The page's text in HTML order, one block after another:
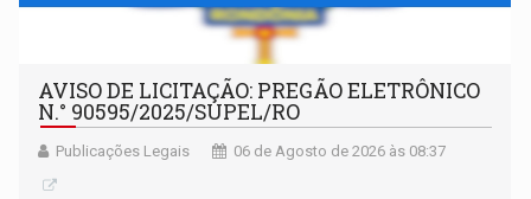
AVISO DE LICITAÇÃO: PREGÃO ELETRÔNICO
N.° 90595/2025/SUPEL/RO
Publicações Legais 06 de Agosto de 2026 às 08:37